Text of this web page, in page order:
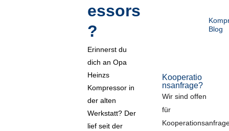
essors
?
Erinnerst du
dich an Opa
Heinzs
Kompressor in
der alten
Werkstatt? Der
lief seit der
Blog
Kooperatio
nsanfrage?
Wir sind offen
für